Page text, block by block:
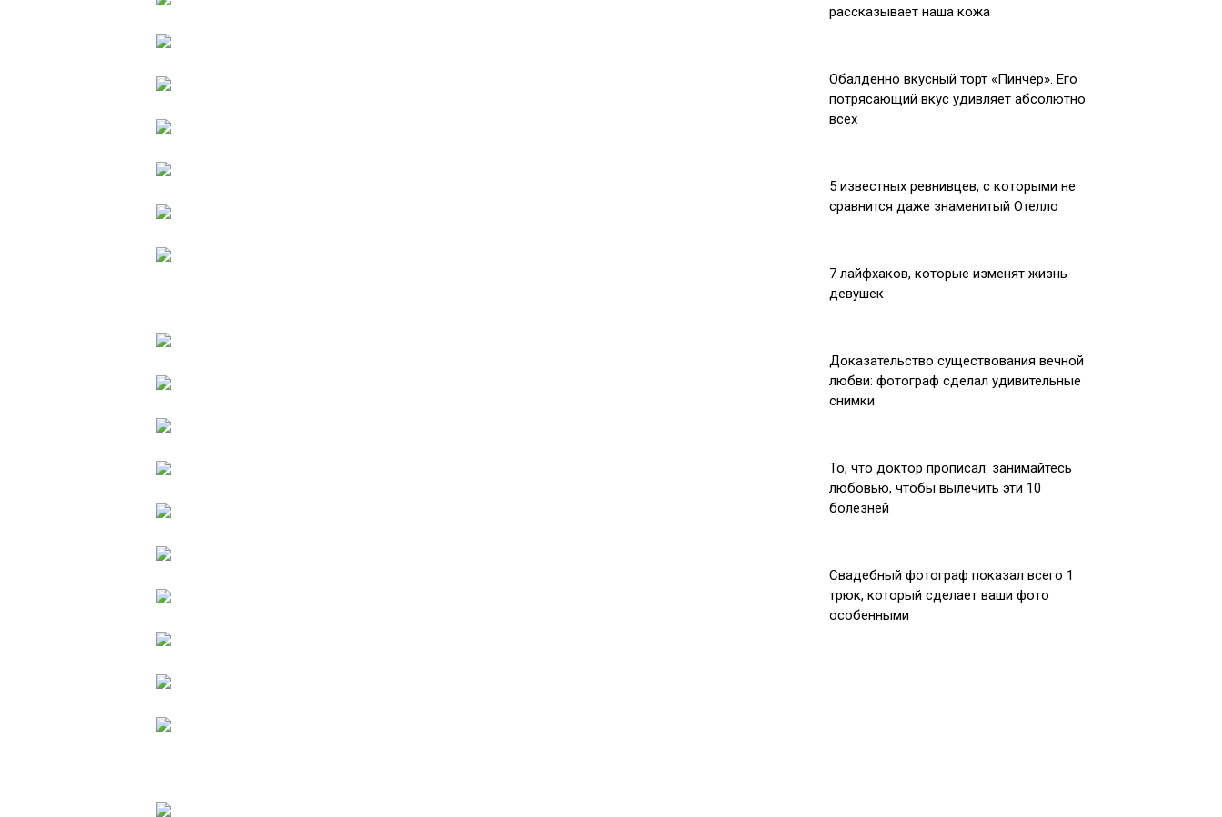
рассказывает наша кожа
Обалденно вкусный торт «Пинчер». Его
потрясающий вкус удивляет абсолютно
всех
5 известных ревнивцев, с которыми не
сравнится даже знаменитый Отелло
7 лайфхаков, которые изменят жизнь
девушек
Доказательство существования вечной
любви: фотограф сделал удивительные
снимки
То, что доктор прописал: занимайтесь
любовью, чтобы вылечить эти 10
болезней
Свадебный фотограф показал всего 1
трюк, который сделает ваши фото
особенными